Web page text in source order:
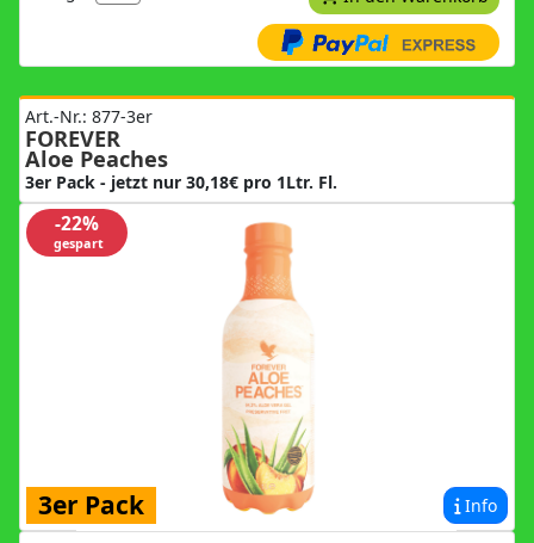
Art.-Nr.: 877-3er
FOREVER
Aloe Peaches
3er Pack - jetzt nur 30,18€ pro 1Ltr. Fl.
-22%
gespart
Info
3er Pack